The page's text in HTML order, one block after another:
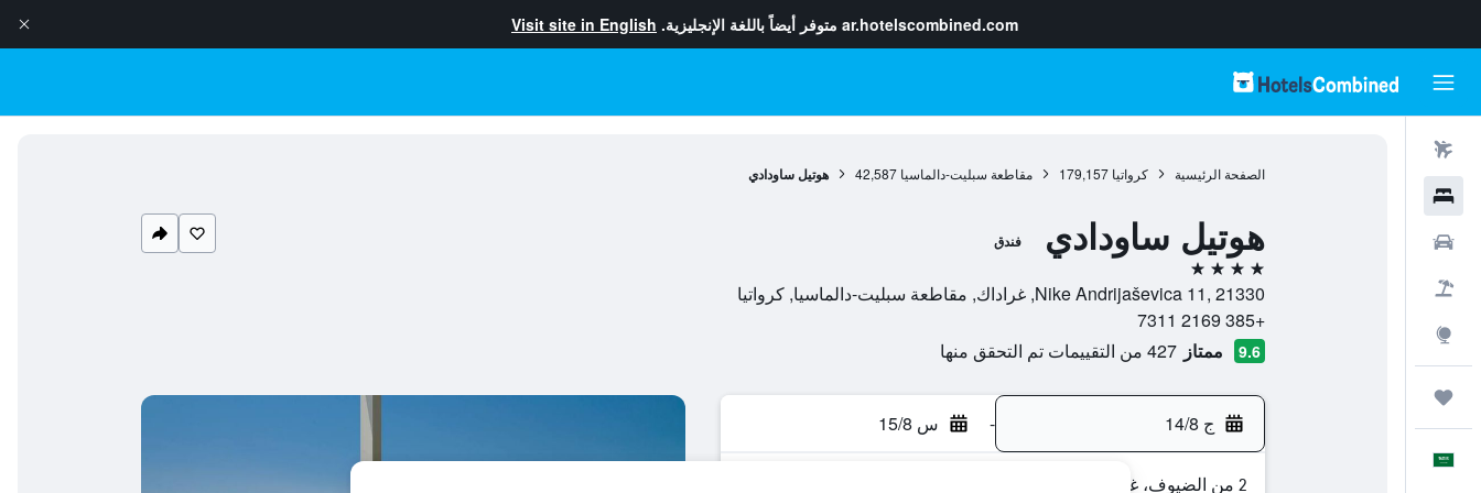
ar.hotelscombined.com متوفر أيضاً باللغة الإنجليزية. Visit site in English
الصفحة الرئيسية كرواتيا 179,157 مقاطعة سبليت-دالماسيا 42,587 هوتيل ساودادي
هوتيل ساودادي فندق
4 نجوم
Nike Andrijaševica 11, 21330, غراداك, مقاطعة سبليت-دالماسيا, كرواتيا
+385 2169 7311
9.6 ممتاز 427 من التقييمات تم التحقق منها
ج 14/8 - س 15/8
2 من الضيوف، غرفة واحدة